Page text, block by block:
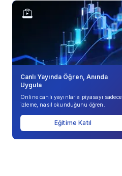
Canlı Yayında Öğren, Anında
Uygula
Online canlı yayınlarla piyasayı sadece
izleme, nasıl okunduğunu öğren.
Eğitime Katıl